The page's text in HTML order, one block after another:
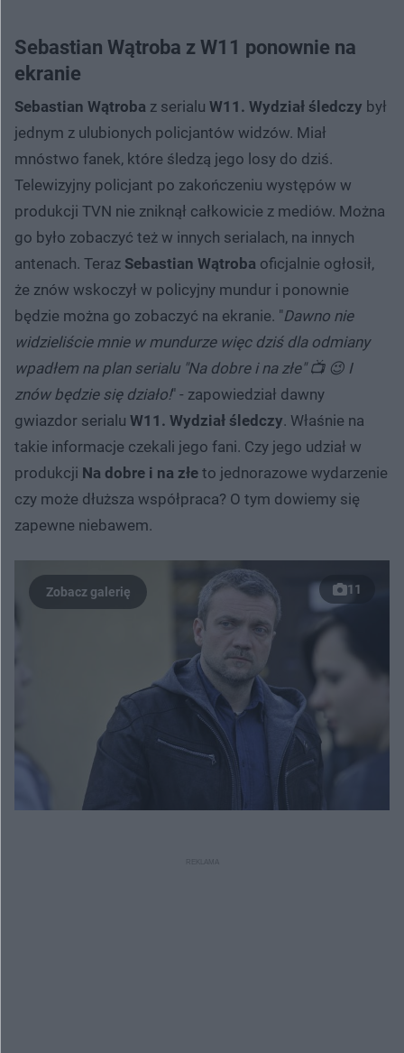
Sebastian Wątroba z W11 ponownie na
ekranie
Sebastian Wątroba z serialu W11. Wydział śledczy był
jednym z ulubionych policjantów widzów. Miał
mnóstwo fanek, które śledzą jego losy do dziś.
Telewizyjny policjant po zakończeniu występów w
produkcji TVN nie zniknął całkowicie z mediów. Można
go było zobaczyć też w innych serialach, na innych
antenach. Teraz Sebastian Wątroba oficjalnie ogłosił,
że znów wskoczył w policyjny mundur i ponownie
będzie można go zobaczyć na ekranie. "Dawno nie
widzieliście mnie w mundurze więc dziś dla odmiany
wpadłem na plan serialu "Na dobre i na złe" 📺 😉 I
znów będzie się działo!" - zapowiedział dawny
gwiazdor serialu W11. Wydział śledczy. Właśnie na
takie informacje czekali jego fani. Czy jego udział w
produkcji Na dobre i na złe to jednorazowe wydarzenie
czy może dłuższa współpraca? O tym dowiemy się
zapewne niebawem.
11